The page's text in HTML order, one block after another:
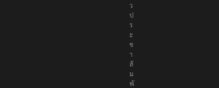
ว
ป
ร
ะ
ช
า
สั
ม
พั